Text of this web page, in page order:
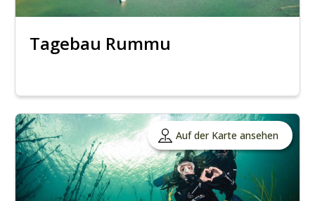
Tagebau Rummu
Auf der Karte ansehen